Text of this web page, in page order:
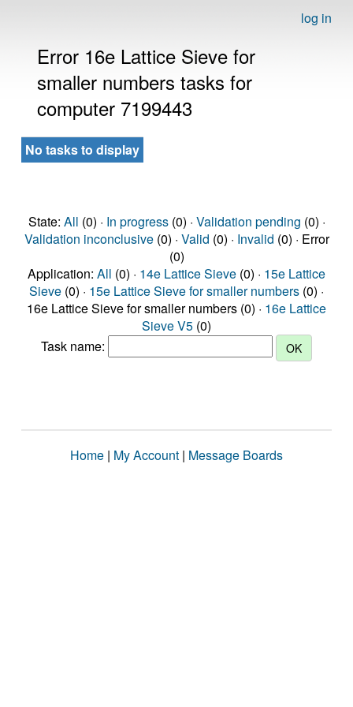
log in
Error 16e Lattice Sieve for
smaller numbers tasks for
computer 7199443
No tasks to display
State: All (0) · In progress(0) · Validation pending (0) ·
Validation inconclusive(0) · Valid (0) · Invalid (0) · Error
(0)
Application: All (0) · 14e Lattice Sieve (0) · 15e Lattice
Sieve (0) · 15e Lattice Sieve for smaller numbers (0) ·
16e Lattice Sieve for smaller numbers (0) · 16e Lattice
Sieve V5 (0)
Task name:
Home | My Account | Message Boards